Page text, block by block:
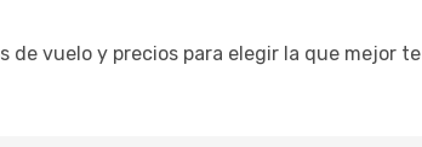
de vuelo y precios para elegir la que mejor te